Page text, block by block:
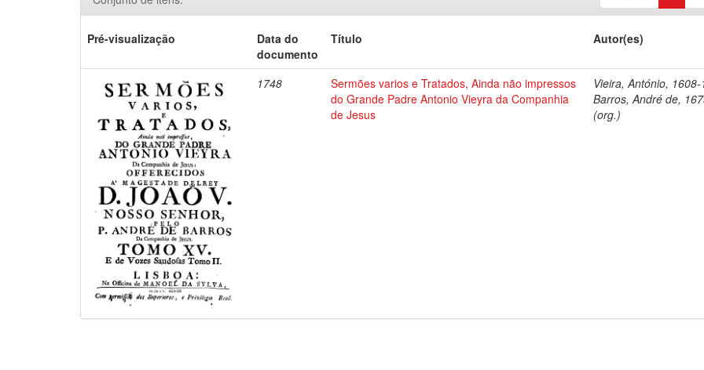
Pré-visualização
Data do
documento
Título Autor(es)
1748
Sermões varios e Tratados, Ainda não impressos
do Grande Padre Antonio Vieyra da Companhia
de Jesus
Vieira, António,
Barros, André de,
(org.)